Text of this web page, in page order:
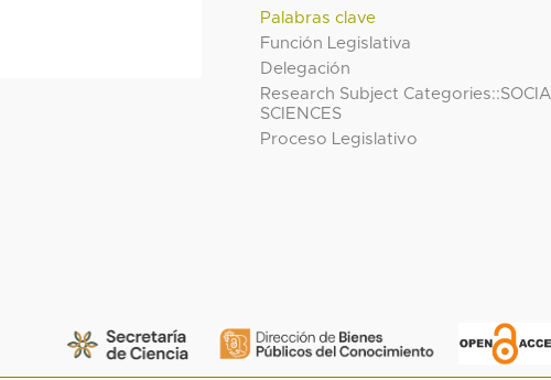
Palabras clave
Función Legislativa
Delegación
Research Subject
SCIENCES
Proceso Legislativo